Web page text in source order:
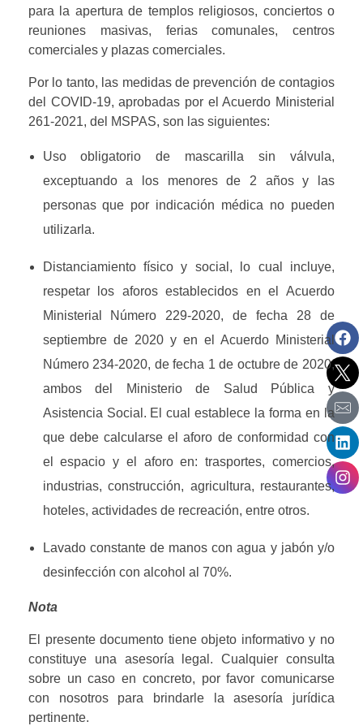
para la apertura de templos religiosos, conciertos o
reuniones masivas, ferias comunales, centros
comerciales y plazas comerciales.
Por lo tanto, las medidas de prevención de contagios
del COVID-19, aprobadas por el Acuerdo Ministerial
261-2021, del MSPAS, son las siguientes:
Uso obligatorio de mascarilla sin válvula,
exceptuando a los menores de 2 años y las
personas que por indicación médica no pueden
utilizarla.
Distanciamiento físico y social, lo cual incluye,
respetar los aforos establecidos en el Acuerdo
Ministerial Número 229-2020, de fecha 28 de
septiembre de 2020 y en el Acuerdo Ministerial
Número 234-2020, de fecha 1 de octubre de 2020,
ambos del Ministerio de Salud Pública y
Asistencia Social. El cual establece la forma en la
que debe calcularse el aforo de conformidad con
el espacio y el aforo en: trasportes, comercios,
industrias, construcción, agricultura, restaurantes,
hoteles, actividades de recreación, entre otros.
Lavado constante de manos con agua y jabón y/o
desinfección con alcohol al 70%.
Nota
El presente documento tiene objeto informativo y no
constituye una asesoría legal. Cualquier consulta
sobre un caso en concreto, por favor comunicarse
con nosotros para brindarle la asesoría jurídica
pertinente.